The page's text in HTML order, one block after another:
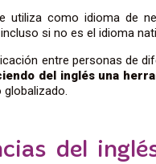
utiliza como idioma de
si no es el idioma
entre personas de
del inglés una
globalizado.
del